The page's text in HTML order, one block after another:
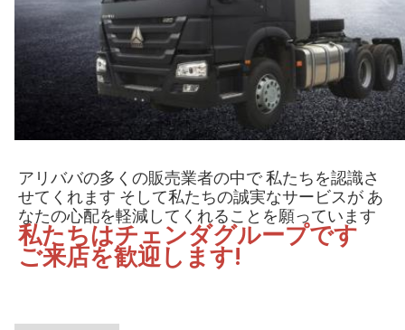
アリババの多くの販売業者の中で 私たちを認識さ
せてくれます そして私たちの誠実なサービスが あ
なたの心配を軽減してくれることを願っています
私たちはチェンダグループです
ご来店を歓迎します!